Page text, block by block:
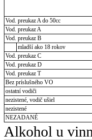
Vod. preukaz A do 50cc
Vod. preukaz A
Vod. preukaz B
mladší ako 18 rokov
Vod. preukaz C
Vod. preukaz D
Vod. preukaz T
Bez príslušného VO
ostatní vodiči
nezistené, vodič ušiel
nezistené
NEZADANÉ
Alkohol u